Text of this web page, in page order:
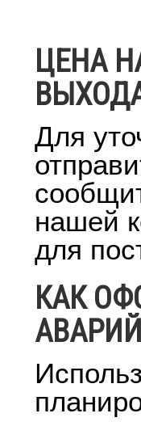
ЦЕНА
ВЫХОДА
Для
нашей
для
КАК